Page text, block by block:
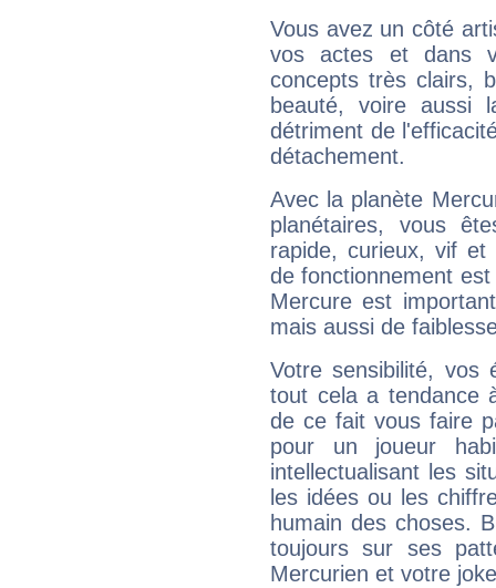
Vous avez un côté
vos actes et dans
concepts très clairs,
beauté, voire aussi
détriment de
détachement.
Avec la planète
planétaires, vous
rapide, curieux, vif et
de fonctionnement
Mercure est
mais aussi de
Votre sensibilité,
tout cela a tendance
de ce fait vous faire
pour un joueur
intellectualisant les
les idées ou les
humain des choses.
toujours sur ses
Mercurien et votre